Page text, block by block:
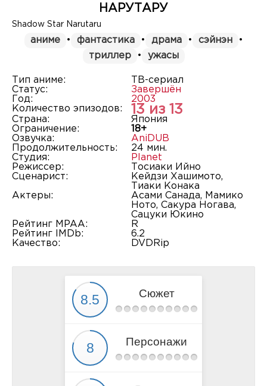
НАРУТАРУ
Shadow Star Narutaru
аниме • фантастика • драма • сэйнэн
•
триллер
• ужасы
Тип аниме:
ТВ-сериал
Статус:
Завершён
Год:
2003
Количество эпизодов:
13 из 13
Страна:
Япония
Ограничение:
18+
Озвучка:
AniDUB
Продолжительность:
24 мин.
Студия:
Planet
Режиссер:
Тосиаки Ийно
Сценарист:
Кейдзи Хашимото,
Тиаки Конака
Актеры:
Асами Санада, Мамико
Ното, Сакура Ногава,
Сацуки Юкино
Рейтинг MPAA:
R
Рейтинг IMDb:
6.2
Качество:
DVDRip
Сюжет
Персонажи